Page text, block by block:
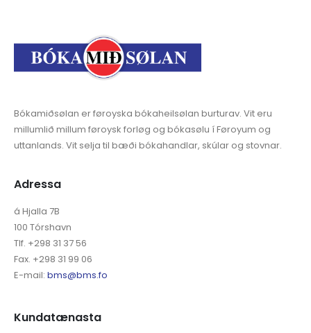
Bókamiðsølan er føroyska bókaheilsølan burturav. Vit eru
millumlið millum føroysk forløg og bókasølu í Føroyum og
uttanlands. Vit selja til bæði bókahandlar, skúlar og stovnar.
Adressa
á Hjalla 7B
100 Tórshavn
Tlf. +298 31 37 56
Fax. +298 31 99 06
E-mail: bms@bms.fo
Kundatænasta